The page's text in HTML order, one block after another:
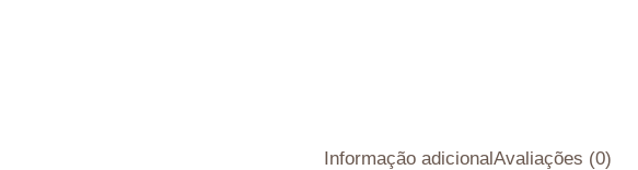
Informação adicionalAvaliações (0)